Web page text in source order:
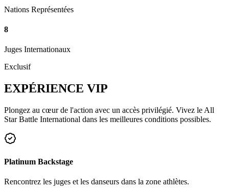
Nations Représentées
8
Juges Internationaux
Exclusif
EXPÉRIENCE VIP
Plongez au cœur de l'action avec un accès privilégié. Vivez le All
Star Battle International dans les meilleures conditions possibles.
Platinum Backstage
Rencontrez les juges et les danseurs dans la zone athlètes.